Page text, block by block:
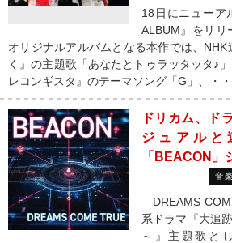
18日にニューア
ALBUM』をリ
オリジナルアルバムとなる本作では、
く』の主題歌「あなたとトゥラッタッタ♪
レコンギスタ』のテーマソング「G」、・・
ドリカム、ド
ジュアルと
「BEACON」
音
DREAMS
系ドラマ『大追
～』主題歌と